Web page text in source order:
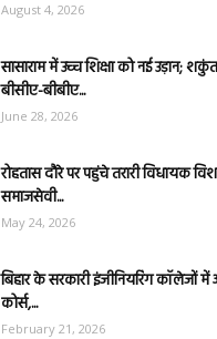
August 4, 2026
सासाराम में उच्च शिक्षा को नई उड़ान;
बीसीए-बीबीए...
June 28, 2026
रोहतास दौरे पर पहुंचे तरारी विधायक
समाजसेवी...
May 24, 2026
बिहार के सरकारी इंजीनियरिंग कॉलेजों
कोर्स,...
February 21, 2026